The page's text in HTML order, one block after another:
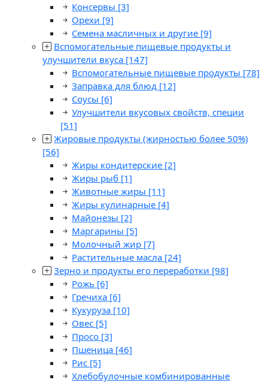
Консервы [3]
Орехи [9]
Семена масличных и другие [9]
Вспомогательные пищевые продукты и
улучшители вкуса [147]
Вспомогательные пищевые продукты [78]
Заправка для блюд [12]
Соусы [6]
Улучшители вкусовых свойств, специи
[51]
Жировые продукты (жирностью более 50%)
[56]
Жиры кондитерские [2]
Жиры рыб [1]
Животные жиры [11]
Жиры кулинарные [4]
Майонезы [2]
Маргарины [5]
Молочный жир [7]
Растительные масла [24]
Зерно и продукты его переработки [98]
Рожь [6]
Гречиха [6]
Кукуруза [10]
Овес [5]
Просо [3]
Пшеница [46]
Рис [5]
Хлебобулочные комбинированные